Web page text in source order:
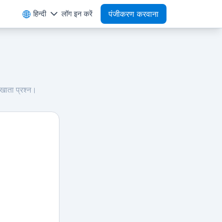
हिन्दी लॉग इन करें पंजीकरण करवाना
प्रश्न।